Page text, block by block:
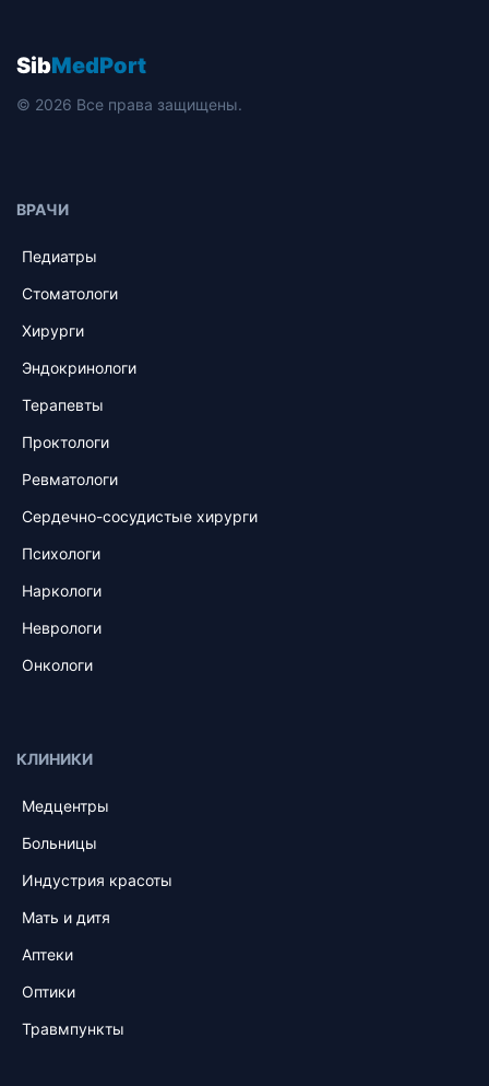
SibMedPort
© 2026 Все права защищены.
ВРАЧИ
Педиатры
Стоматологи
Хирурги
Эндокринологи
Терапевты
Проктологи
Ревматологи
Сердечно-сосудистые хирурги
Психологи
Наркологи
Неврологи
Онкологи
КЛИНИКИ
Медцентры
Больницы
Индустрия красоты
Мать и дитя
Аптеки
Оптики
Травмпункты